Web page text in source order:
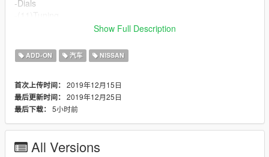
-Dials
-Dirtmapped body, windows, and lights
-Templated
-Correct collision
-UNLOCKED
Show Full Description
ADD-ON 汽车 NISSAN
首次上传时间： 2019年12月15日
最后更新时间： 2019年12月25日
最后下载： 5小时前
All Versions